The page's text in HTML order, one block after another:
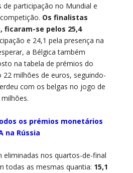
de participação no Mundial e
Os finalistas
ficaram-se pelos 25,4
e 24,1 pela presença na
a Bélgica também
na tabela de prémios do
22 milhões de euros, seguindo-
com os belgas no jogo de
os prémios monetários
na Rússia
eliminadas nos quartos-de-final
todas as mesmas quantia: 15,1